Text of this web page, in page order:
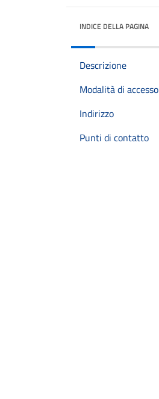
INDICE DELLA PAGINA
Descrizione
Modalità di accesso
Indirizzo
Punti di contatto